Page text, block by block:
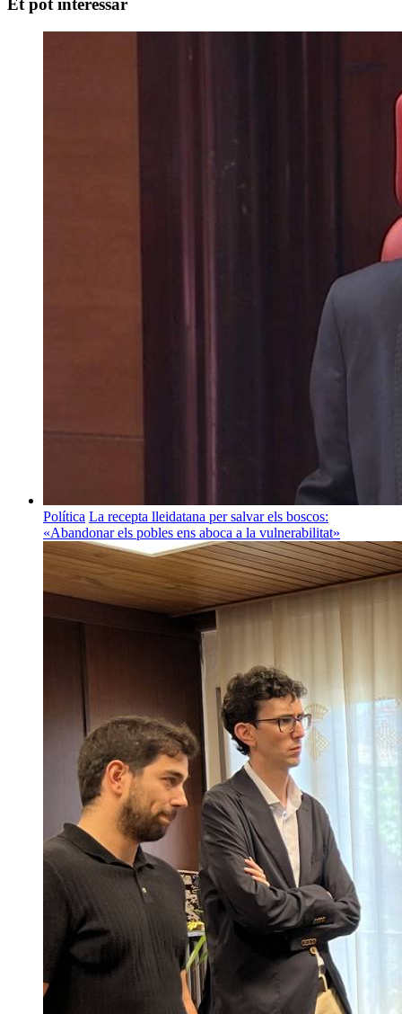
Et pot interessar
Política La recepta lleidatana per salvar els boscos:
«Abandonar els pobles ens aboca a la vulnerabilitat»